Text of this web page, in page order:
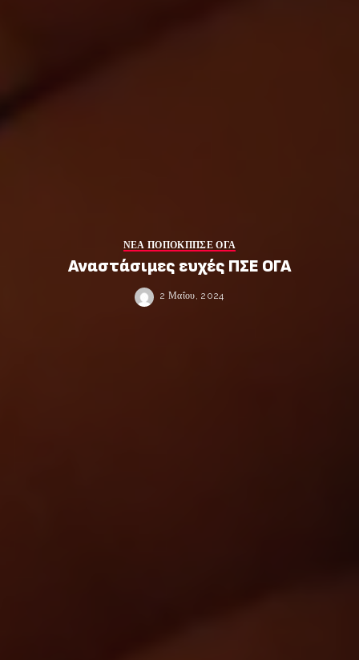
ΝΕΑ ΠΟΠΟΚΠΠΣΕ ΟΓΑ
Αναστάσιμες ευχές ΠΣΕ ΟΓΑ
2 Μαΐου, 2024